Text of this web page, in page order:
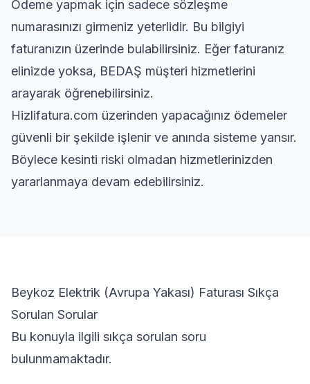
Ödeme yapmak için sadece sözleşme
numarasınızı girmeniz yeterlidir. Bu bilgiyi
faturanızın üzerinde bulabilirsiniz. Eğer faturanız
elinizde yoksa, BEDAŞ müşteri hizmetlerini
arayarak öğrenebilirsiniz.
Hizlifatura.com üzerinden yapacağınız ödemeler
güvenli bir şekilde işlenir ve anında sisteme yansır.
Böylece kesinti riski olmadan hizmetlerinizden
yararlanmaya devam edebilirsiniz.
Beykoz Elektrik (Avrupa Yakası) Faturası Sıkça
Sorulan Sorular
Bu konuyla ilgili sıkça sorulan soru
bulunmamaktadır.